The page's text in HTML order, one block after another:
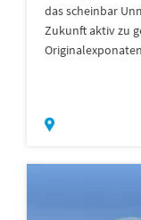
das scheinbar
Zukunft aktiv zu